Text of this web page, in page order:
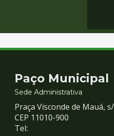
Contato
e
Redes
Paço Municipal
Sede Administrativa
Praça Visconde de Mauá,
CEP 11010-900
Tel: